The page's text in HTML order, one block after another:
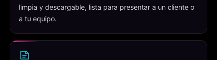
limpia y descargable, lista para presentar a un cliente o
a tu equipo.